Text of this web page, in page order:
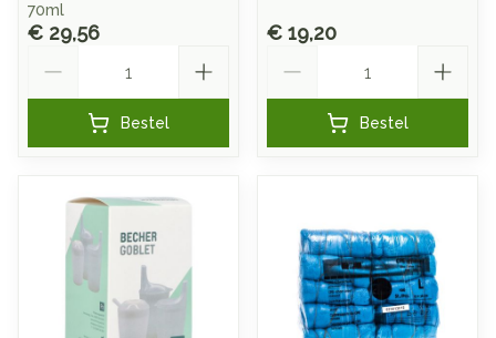
70ml
€ 29,56
Bestel
€ 19,20
Bestel